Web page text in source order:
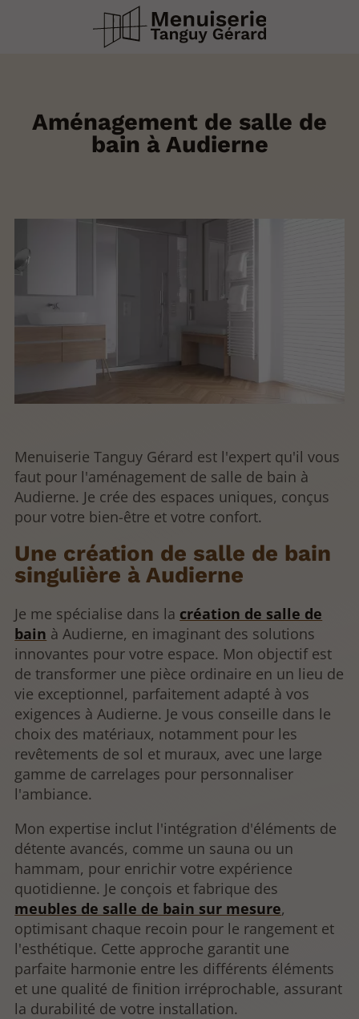
Aménagement de salle de
bain à Audierne
Menuiserie Tanguy Gérard est l'expert qu'il vous
faut pour l'aménagement de salle de bain à
Audierne. Je crée des espaces uniques, conçus
pour votre bien-être et votre confort.
Une création de salle de bain
singulière à Audierne
Je me spécialise dans la création de salle de
bain à Audierne, en imaginant des solutions
innovantes pour votre espace. Mon objectif est
de transformer une pièce ordinaire en un lieu de
vie exceptionnel, parfaitement adapté à vos
exigences à Audierne. Je vous conseille dans le
choix des matériaux, notamment pour les
revêtements de sol et muraux, avec une large
gamme de carrelages pour personnaliser
l'ambiance.
Mon expertise inclut l'intégration d'éléments de
détente avancés, comme un sauna ou un
hammam, pour enrichir votre expérience
quotidienne. Je conçois et fabrique des
meubles de salle de bain sur mesure,
optimisant chaque recoin pour le rangement et
l'esthétique. Cette approche garantit une
parfaite harmonie entre les différents éléments
et une qualité de finition irréprochable, assurant
la durabilité de votre installation.